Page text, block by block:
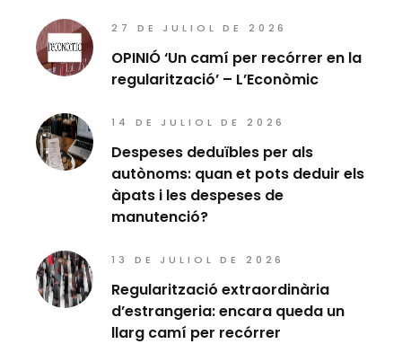
27 DE JULIOL DE 2026
OPINIÓ ‘Un camí per recórrer en la
regularització’ – L’Econòmic
14 DE JULIOL DE 2026
Despeses deduïbles per als
autònoms: quan et pots deduir els
àpats i les despeses de
manutenció?
13 DE JULIOL DE 2026
Regularització extraordinària
d’estrangeria: encara queda un
llarg camí per recórrer